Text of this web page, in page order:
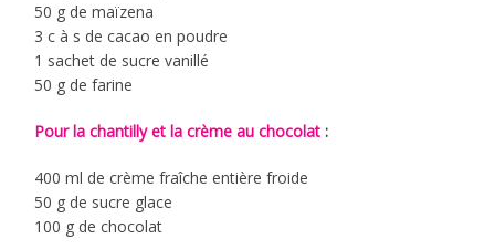
50 g de maïzena
3 c à s de cacao en poudre
1 sachet de sucre vanillé
50 g de farine
Pour la chantilly et la crème au chocolat :
400 ml de crème fraîche entière froide
50 g de sucre glace
100 g de chocolat